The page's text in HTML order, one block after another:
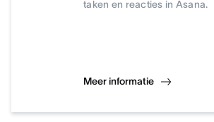
taken en reacties in Asana.
Meer informatie